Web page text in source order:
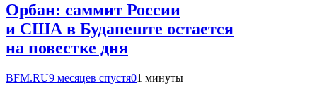
Орбан: саммит России
и США в Будапеште остается
на повестке дня
BFM.RU9 месяцев спустя01 минуты